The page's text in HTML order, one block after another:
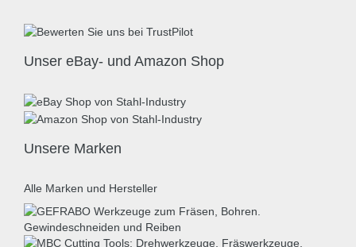
Unser eBay- und Amazon Shop
Unsere Marken
Alle Marken und Hersteller